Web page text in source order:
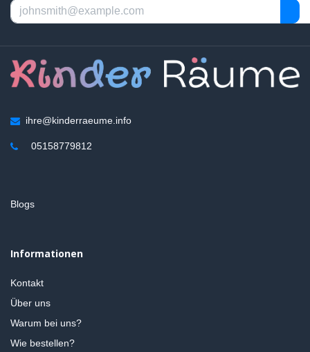
ihre@kinderraeume.info
05158779812
Blogs
Informationen
Kontakt
Über uns
Warum bei uns?
Wie bestellen?